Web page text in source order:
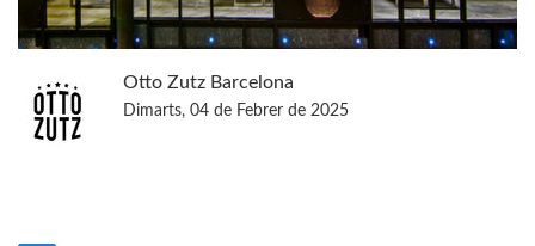
Otto Zutz Barcelona
Dimarts, 04 de Febrer de 2025